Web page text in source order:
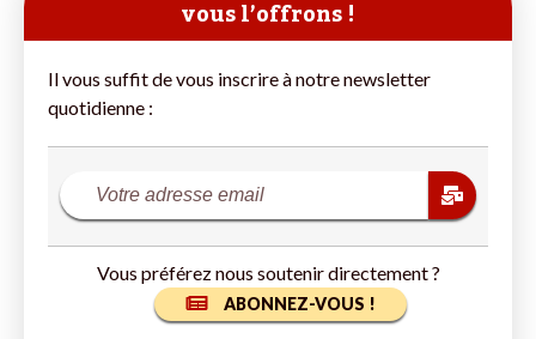
vous l’offrons !
Il vous suffit de vous inscrire à notre newsletter
quotidienne :
Vous préférez nous soutenir directement ?
ABONNEZ-VOUS !